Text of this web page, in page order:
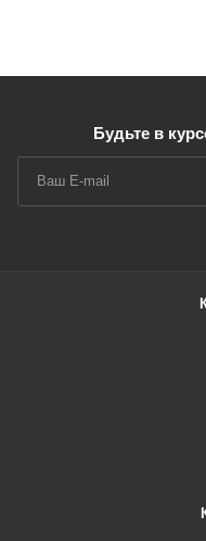
Будьте в